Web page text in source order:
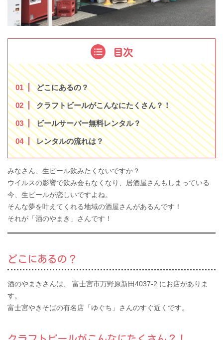
目次
1 どこにあるの？
2 クラフトビールがこんなにたくさん？！
3 ビールサーバー無料レンタル？
4 レンタルの流れは？
みなさん、生ビール飲みたくないですか？
ウイルスの影響で飲み会もなくなり、居酒屋さんもしまっている
今、生ビールが恋しいですよね。
そんな夢を叶えてくれる地域の酒屋さんがあるんです！
それが「酒のやまき」さんです！
どこにあるの？
酒のやまきさんは、 富士宮市万野原新田4037-2 にお店がありま
す。
富士宮やきそばの有名店「ゆぐち」さんのすぐ近くです。